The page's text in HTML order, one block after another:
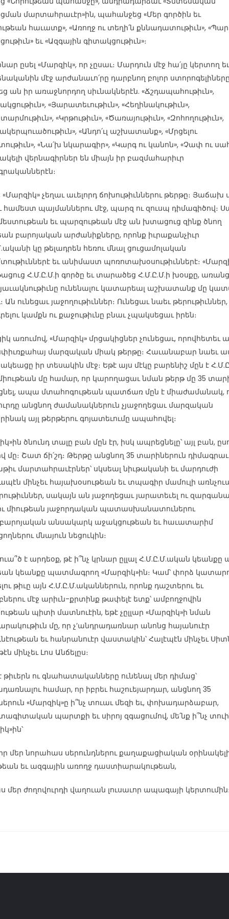
մարտահրաւէր»ին, պահանջեց «Մեր գործին եւ
հաւատք», «Առողջ ու տեղի՛ն քննադատութիւն»,
եւ «Ազգային գիտակցութիւն»։
ըսել «Մարզիկ», որ չըսաւ։ Մարդուն մէջ հա՛յը կերտող եւ
մէջ արժանաւո՛րը դարբնող բոլոր
ան իր առաջնորդող սիւնակներէն. «Ճշդապահութիւն»,
«Յարատեւութիւն», «Հեղինակութիւն»,
«Կրթութիւն», «Ծառայութիւն», «Զոհողութիւն»,
«Անդո՛ւլ աշխատանք», «Մրցելու
«Նա՛խ նկարագիր», «Կարգ ու կանոն», «Չափ ու
վերնագիրներ են միայն իր բազմահարիւր
«Մարզիկ» չեղաւ աւելորդ ճոխութիւններու թերթը։ Յաճախ
պայմաններու մէջ, պարզ ու զուսպ դիմագիծով։
եւ պարզութեան մէջ ան խտացուց զինք ծնող
բարոյական արժանիքները, որոնք իւրաքանչիւր
կը թելադրեն հեռու մնալ ցուցամոլական
եւ անիմաստ պոռոտախօսութիւններէ։
Հ.Մ.Ը.Մ.ի գործը եւ տարածեց Հ.Մ.Ը.Մ.ի խօսքը, առանց
յաւակնութիւնը ունենալու կատարեալ աշխատանք մը
Ան ունեցաւ յաջողութիւններ։ Ունեցաւ նաեւ
կամքն ու քաջութիւնը բնաւ չպակսեցաւ իրեն։
առումով, «Մարզիկ» մրցակիցներ չունեցաւ, որովհետեւ
մարզական միակ թերթը։ Հաւանաբար նաեւ
իր տեսակին մէջ։ Եթէ այս մէկը բարենիշ մըն է
մը համար, որ կարողացաւ նման թերթ մը 35
ապա մտահոգութեան պատճառ մըն է միաժամանակ,
անցնող ժամանակներուն չյաջողեցաւ մարզական
այլ թերթերու գոյատեւումը ապահովել։
ծնունդ տալը բան մըն էր, իսկ ապրեցնելը՝ այլ բան,
մը։ Շատ ճի՛շդ։ Թերթը անցնող 35 տարիներուն
մարտահրաւէրներ՝ սկսեալ նիւթականի եւ մարդուժի
մինչեւ հայախօսութեան եւ տպագիր մամուլի
սակայն ան յաջողեցաւ յարատեւել ու
միութեան յաջորդական պատասխանատուներու
անսակարկ աջակցութեան եւ հաւատարիմ
մնայուն նեցուկին։
է արդեօք, թէ ի՞նչ կրնար ըլլալ Հ.Մ.Ը.Մ.ական կեանքը
կեանքը պատմագրող «Մարզիկ»ին։ Կամ՝ փորձ
թիւը այն Հ.Մ.Ը.Մ.ականներուն, որոնք դաշտերու եւ
մէջ արիւն-քրտինք թափելէ ետք՝ ամբողջովին
պիտի մատնուէին, եթէ չըլլար «Մարզիկ»ի նման
մը, որ չ’անդրադառնար անոնց հայանուէր
եւ հանրանուէր վաստակին՝ Հալէպէն մինչեւ
մինչեւ Լոս Անճելըս։
թիւերն ու գնահատականները ունենալ մեր դիմաց՝
համար, որ իբրեւ հաշուեյարդար, անցնող 35
«Մարզիկ»ը ի՞նչ տուաւ մեզի եւ, փոխադարձաբար,
պարտքի եւ սիրոյ զգացումով, մե՛նք ի՞նչ
մեր նորահաս սերունդներու քաղաքացիական
եւ ազգային առողջ դաստիարակութեան,
մեր ժողովուրդի վաղուան լուսաւոր ապագայի